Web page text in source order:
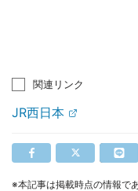
関連リンク
JR西日本
※本記事は掲載時点の情報で